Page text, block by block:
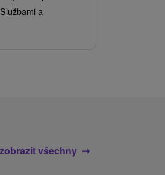
a
zobrazit všechny